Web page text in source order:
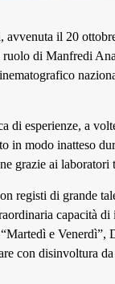
avvenuta il 20
ruolo di Manfredi
di esperienze, a
in modo inatteso
grazie ai laboratori
registi di grande
capacità di
e Venerdì”,
con disinvoltura